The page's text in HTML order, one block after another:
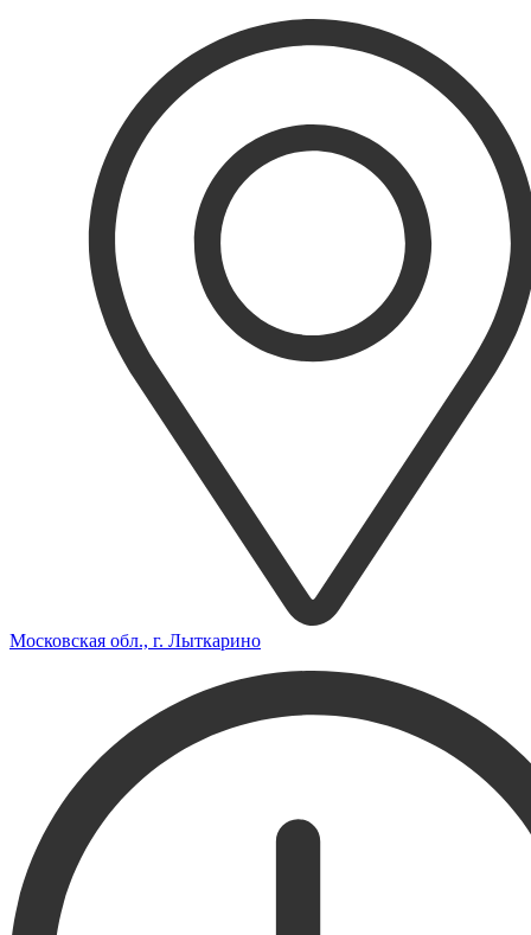
Московская обл., г. Лыткарино